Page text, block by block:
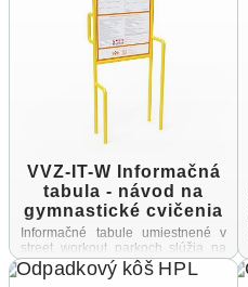
VVZ-IT-W Informačná
tabula - návod na
gymnastické cvičenia
Informačné tabule umiestnené v
street workout parkoch slúžia na
poskytovanie potrebných
informácií užívateľomSúčasťou